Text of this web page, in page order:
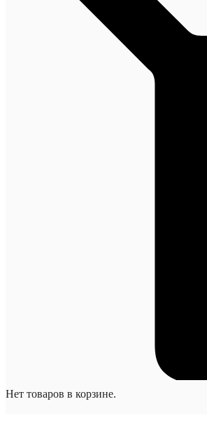
Нет товаров в корзине.